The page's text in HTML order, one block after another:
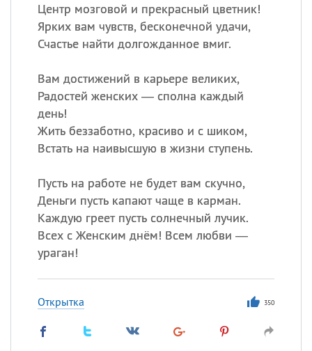
Центр мозговой и прекрасный цветник!
Ярких вам чувств, бесконечной удачи,
Счастье найти долгожданное вмиг.
Вам достижений в карьере великих,
Радостей женских — сполна каждый
день!
Жить беззаботно, красиво и с шиком,
Встать на наивысшую в жизни ступень.
Пусть на работе не будет вам скучно,
Деньги пусть капают чаще в карман.
Каждую греет пусть солнечный лучик.
Всех с Женским днём! Всем любви —
ураган!
Открытка 350